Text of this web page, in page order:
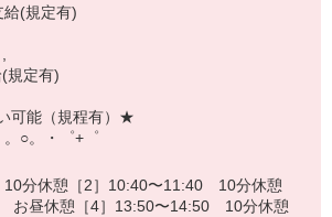
でカンタン面接OK！
スピード対応。
にご相談ください！
給(規定有)
規定有)
可能（規程有）★
。○。・゜+゜
10分休憩［2］10:40〜11:40 10分休憩
お昼休憩［4］13:50〜14:50 10分休憩